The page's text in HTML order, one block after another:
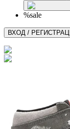
%sale
ВХОД /